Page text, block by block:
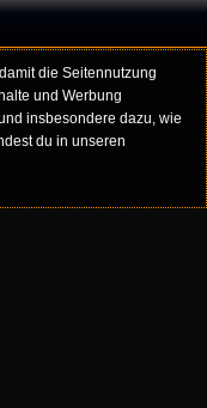
die Seitennutzung
und Werbung
insbesondere dazu, wie
du in unseren